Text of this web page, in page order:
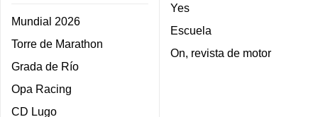
Mundial 2026
Torre de Marathon
Grada de Río
Opa Racing
CD Lugo
Yes
Escuela
On, revista de motor